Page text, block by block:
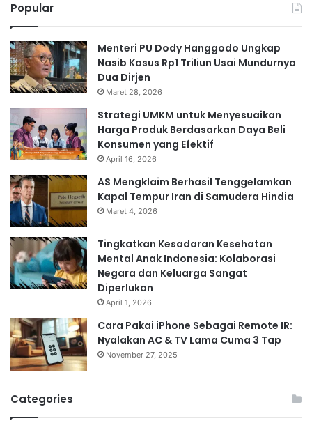
Popular
Menteri PU Dody Hanggodo Ungkap
Nasib Kasus Rp1 Triliun Usai Mundurnya
Dua Dirjen
Maret 28, 2026
Strategi UMKM untuk Menyesuaikan
Harga Produk Berdasarkan Daya Beli
Konsumen yang Efektif
April 16, 2026
AS Mengklaim Berhasil Tenggelamkan
Kapal Tempur Iran di Samudera Hindia
Maret 4, 2026
Tingkatkan Kesadaran Kesehatan
Mental Anak Indonesia: Kolaborasi
Negara dan Keluarga Sangat
Diperlukan
April 1, 2026
Cara Pakai iPhone Sebagai Remote IR:
Nyalakan AC & TV Lama Cuma 3 Tap
November 27, 2025
Categories